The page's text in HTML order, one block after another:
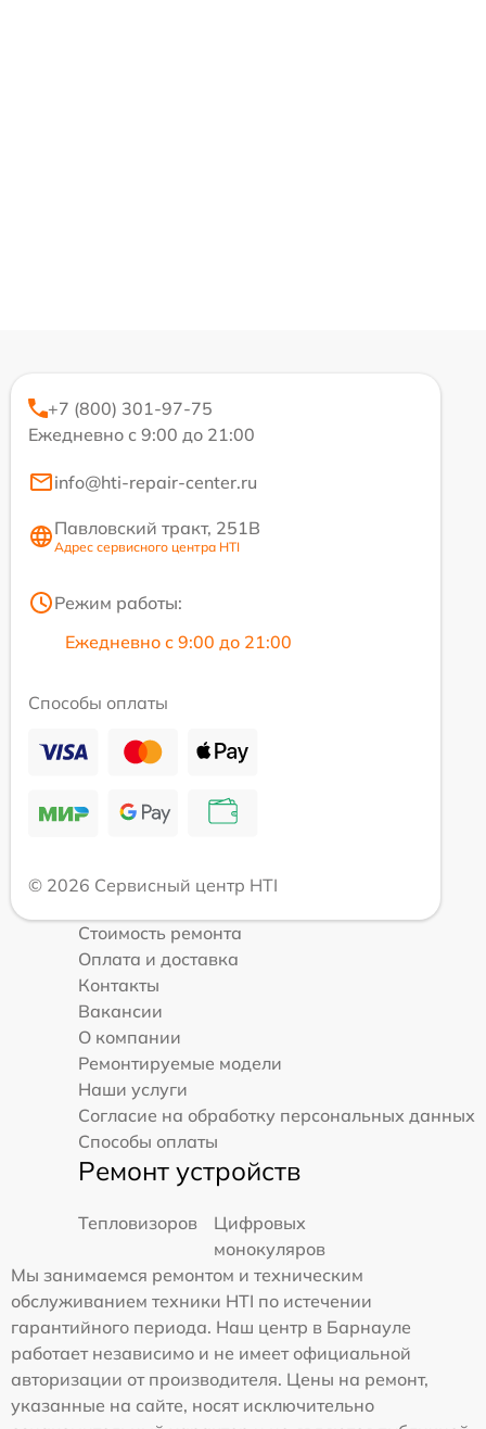
+7 (800) 301-97-75
Ежедневно с 9:00 до 21:00
info@hti-repair-center.ru
Павловский тракт, 251В
Адрес сервисного центра HTI
Режим работы:
Ежедневно с 9:00 до 21:00
Способы оплаты
© 2026 Сервисный центр HTI
Стоимость ремонта
Оплата и доставка
Контакты
Вакансии
О компании
Ремонтируемые модели
Наши услуги
Согласие на обработку персональных данных
Способы оплаты
Ремонт устройств
Тепловизоров
Цифровых
монокуляров
Мы занимаемся ремонтом и техническим
обслуживанием техники HTI по истечении
гарантийного периода. Наш центр в Барнауле
работает независимо и не имеет официальной
авторизации от производителя. Цены на ремонт,
указанные на сайте, носят исключительно